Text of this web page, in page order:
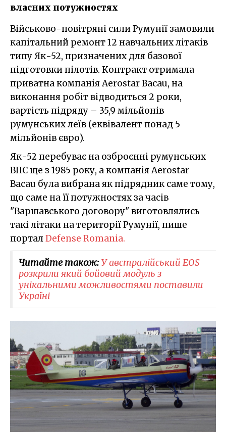
власних потужностях
Військово-повітряні сили Румунії замовили
капітальний ремонт 12 навчальних літаків
типу Як-52, призначених для базової
підготовки пілотів. Контракт отримала
приватна компанія Aerostar Bacau, на
виконання робіт відводиться 2 роки,
вартість підряду – 35,9 мільйонів
румунських леїв (еквівалент понад 5
мільйонів євро).
Як-52 перебуває на озброєнні румунських
ВПС ще з 1985 року, а компанія Aerostar
Bacau була вибрана як підрядник саме тому,
що саме на її потужностях за часів
"Варшавського договору" виготовлялись
такі літаки на території Румунії, пише
порталDefense Romania.
Читайте також:У австралійський EOS
розкрили який бойовий модуль з
унікальними можливостями поставили
Україні